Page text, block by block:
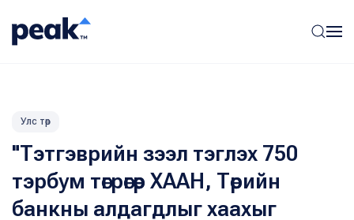
Улс төр
"Тэтгэврийн зээл тэглэх 750
тэрбум төгрөгөөр ХААН, Төрийн
банкны алдагдлыг хаахыг